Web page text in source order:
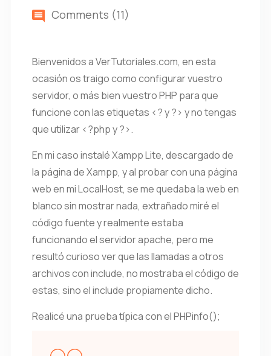
Comments (11)
Bienvenidos a VerTutoriales.com, en esta
ocasión os traigo como configurar vuestro
servidor, o más bien vuestro PHP para que
funcione con las etiquetas <? y ?> y no tengas
que utilizar <?php y ?>.
En mi caso instalé Xampp Lite, descargado de
la página de Xampp, y al probar con una página
web en mi LocalHost, se me quedaba la web en
blanco sin mostrar nada, extrañado miré el
código fuente y realmente estaba
funcionando el servidor apache, pero me
resultó curioso ver que las llamadas a otros
archivos con include, no mostraba el código de
estas, sino el include propiamente dicho.
Realicé una prueba típica con el PHPinfo();